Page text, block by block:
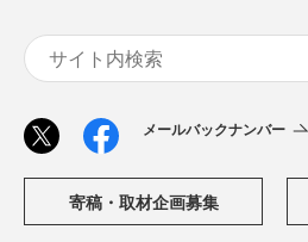
メールバックナンバー
寄稿・取材企画募集